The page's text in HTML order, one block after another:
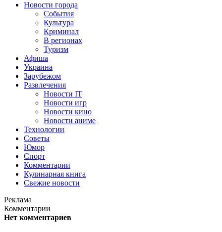
Новости города
События
Культура
Криминал
В регионах
Туризм
Афиша
Украина
Зарубежом
Развлечения
Новости IT
Новости игр
Новости кино
Новости аниме
Технологии
Советы
Юмор
Спорт
Комментарии
Кулинарная книга
Свежие новости
Реклама
Комментарии
Нет комментариев